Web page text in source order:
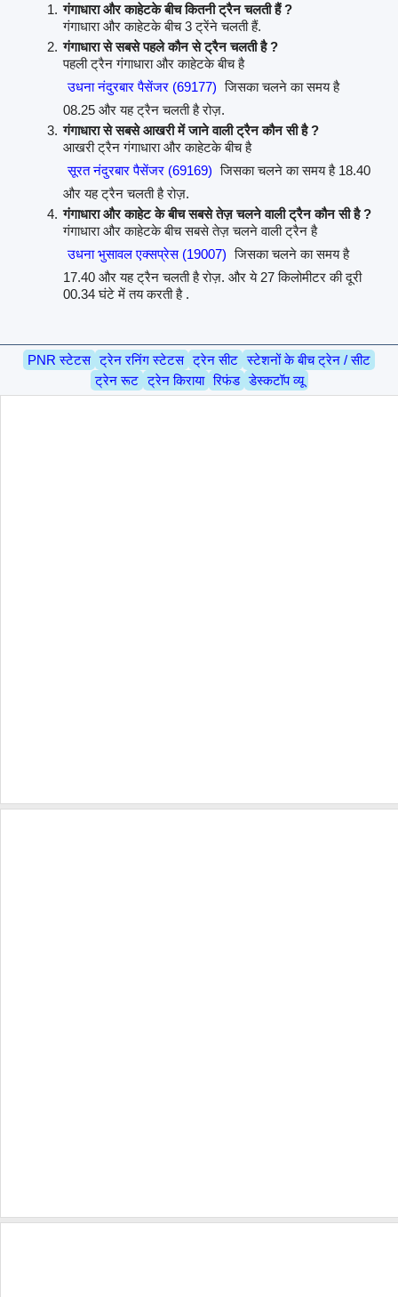
गंगाधारा और काहेटके बीच कितनी ट्रैन चलती हैं ?
गंगाधारा और काहेटके बीच 3 ट्रेंने चलती हैं.
गंगाधारा से सबसे पहले कौन से ट्रैन चलती है ?
पहली ट्रैन गंगाधारा और काहेटके बीच है
उधना नंदुरबार पैसेंजर (69177) जिसका चलने का समय है
08.25 और यह ट्रैन चलती है रोज़.
गंगाधारा से सबसे आखरी में जाने वाली ट्रैन कौन सी है ?
आखरी ट्रैन गंगाधारा और काहेटके बीच है
सूरत नंदुरबार पैसेंजर (69169) जिसका चलने का समय है 18.40
और यह ट्रैन चलती है रोज़.
गंगाधारा और काहेट के बीच सबसे तेज़ चलने वाली ट्रैन कौन सी है ?
गंगाधारा और काहेटके बीच सबसे तेज़ चलने वाली ट्रैन है
उधना भुसावल एक्सप्रेस (19007) जिसका चलने का समय है
17.40 और यह ट्रैन चलती है रोज़. और ये 27 किलोमीटर की दूरी
00.34 घंटे में तय करती है .
PNR स्टेटस ट्रेन रनिंग स्टेटस ट्रेन सीट स्टेशनों के बीच ट्रेन / सीट
ट्रेन रूट ट्रेन किराया रिफंड डेस्कटॉप व्यू